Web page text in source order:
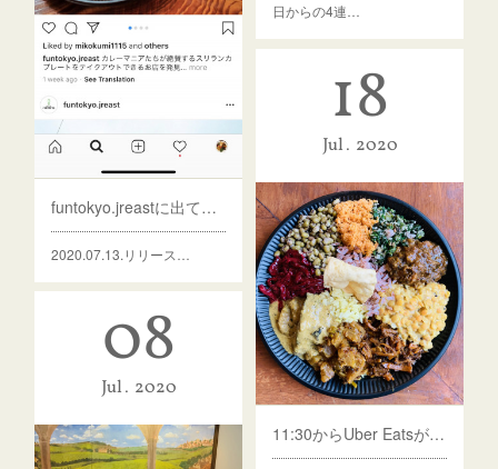
日からの4連…
funtokyo.jreastに出ています
2020.07.13.リリース…
18
Jul 2020
11:30からUber Eatsがご利用いただけます
08
Jul 2020